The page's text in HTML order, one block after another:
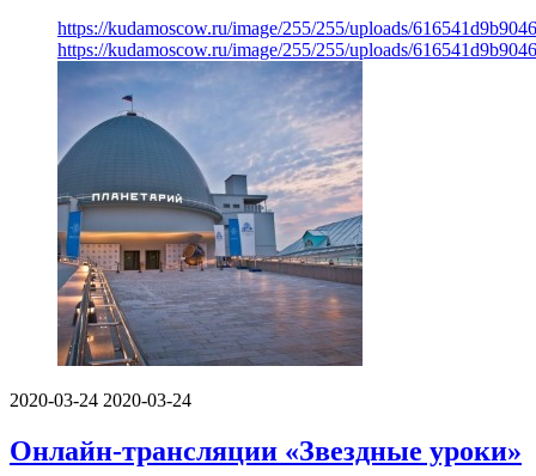
https://kudamoscow.ru/image/255/255/uploads/
https://kudamoscow.ru/image/255/255/uploads/
2020-03-24 2020-03-24
Онлайн-трансляции «Звездные уроки»